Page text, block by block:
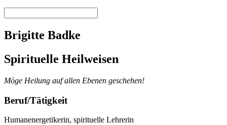
Brigitte Badke
Spirituelle Heilweisen
Möge Heilung auf allen Ebenen geschehen!
Beruf/Tätigkeit
Humanenergetikerin, spirituelle Lehrerin